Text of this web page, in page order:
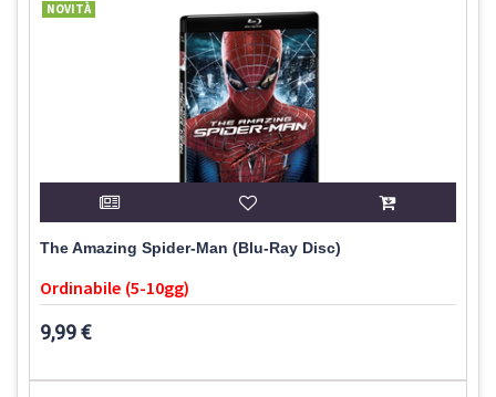
NOVITÀ
The Amazing Spider-Man (Blu-Ray Disc)
Ordinabile (5-10gg)
9,99 €